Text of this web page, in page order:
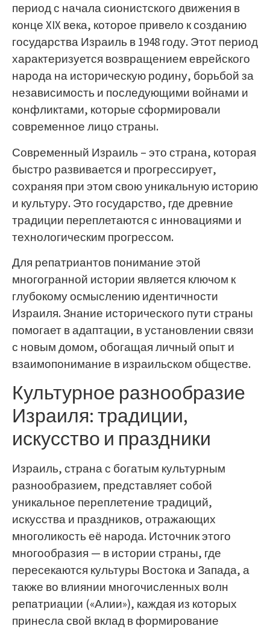
период с начала сионистского движения в
конце XIX века, которое привело к созданию
государства Израиль в 1948 году. Этот период
характеризуется возвращением еврейского
народа на историческую родину, борьбой за
независимость и последующими войнами и
конфликтами, которые сформировали
современное лицо страны.
Современный Израиль – это страна, которая
быстро развивается и прогрессирует,
сохраняя при этом свою уникальную историю
и культуру. Это государство, где древние
традиции переплетаются с инновациями и
технологическим прогрессом.
Для репатриантов понимание этой
многогранной истории является ключом к
глубокому осмыслению идентичности
Израиля. Знание исторического пути страны
помогает в адаптации, в установлении связи
с новым домом, обогащая личный опыт и
взаимопонимание в израильском обществе.
Культурное разнообразие
Израиля: традиции,
искусство и праздники
Израиль, страна с богатым культурным
разнообразием, представляет собой
уникальное переплетение традиций,
искусства и праздников, отражающих
многоликость её народа. Источник этого
многообразия — в истории страны, где
пересекаются культуры Востока и Запада, а
также во влиянии многочисленных волн
репатриации («Алии»), каждая из которых
принесла свой вклад в формирование